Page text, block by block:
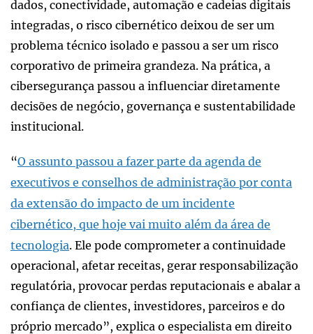
dados, conectividade, automação e cadeias digitais
integradas, o risco cibernético deixou de ser um
problema técnico isolado e passou a ser um risco
corporativo de primeira grandeza. Na prática, a
cibersegurança passou a influenciar diretamente
decisões de negócio, governança e sustentabilidade
institucional.
“O assunto passou a fazer parte da agenda de
executivos e conselhos de administração por conta
da extensão do impacto de um incidente
cibernético, que hoje vai muito além da área de
tecnologia. Ele pode comprometer a continuidade
operacional, afetar receitas, gerar responsabilização
regulatória, provocar perdas reputacionais e abalar a
confiança de clientes, investidores, parceiros e do
próprio mercado”, explica o especialista em direito